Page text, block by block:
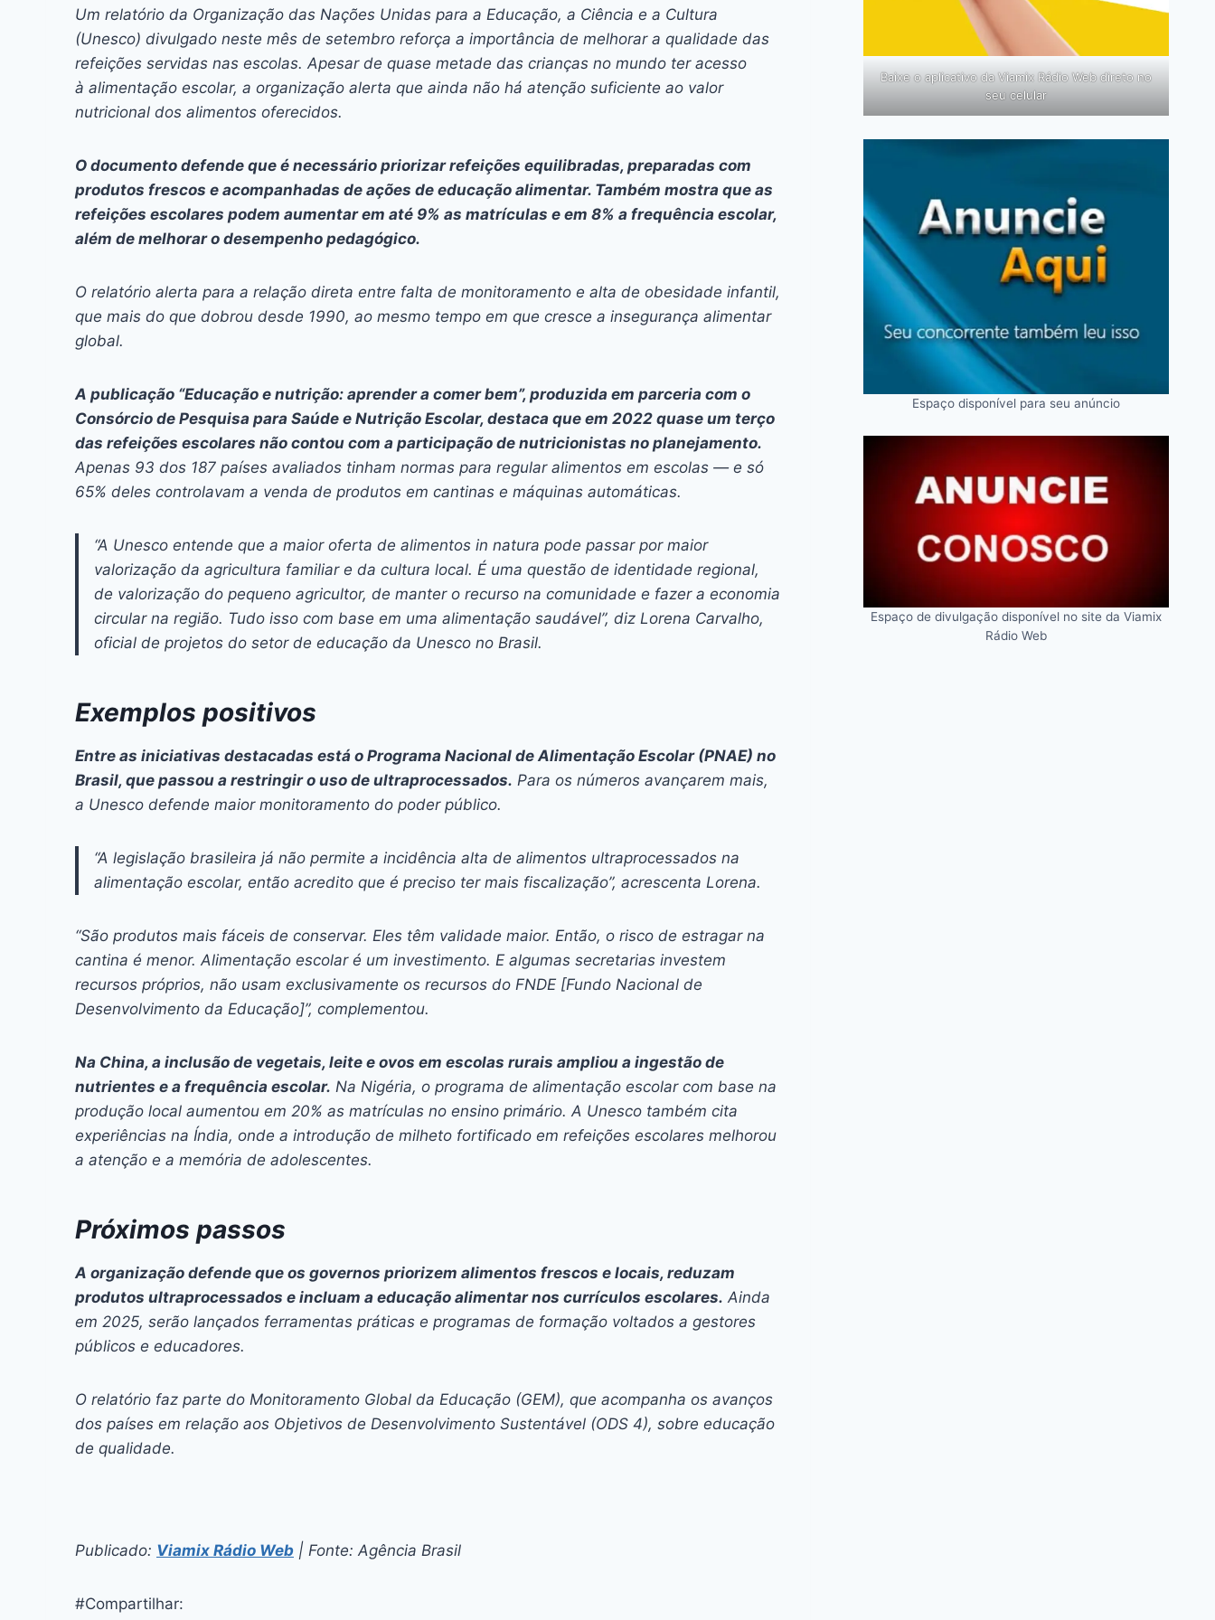
c
e
b
o
o
k
s
s
e
n
g
er
at
s
A
p
p
e
a
d
s
itt
er
er
e
st
k
e
dI
n
ai
l
p
y
Li
n
Um relatório da Organização das Nações Unidas para a Educação, a Ciência e a Cultura
(Unesco) divulgado neste mês de setembro reforça a importância de melhorar a qualidade das
refeições servidas nas escolas. Apesar de quase metade das crianças no mundo ter acesso
à alimentação escolar, a organização alerta que ainda não há atenção suficiente ao valor
nutricional dos alimentos oferecidos.
O documento defende que é necessário priorizar refeições equilibradas, preparadas com
produtos frescos e acompanhadas de ações de educação alimentar. Também mostra que as
refeições escolares podem aumentar em até 9% as matrículas e em 8% a frequência escolar,
além de melhorar o desempenho pedagógico.
O relatório alerta para a relação direta entre falta de monitoramento e alta de obesidade infantil,
que mais do que dobrou desde 1990, ao mesmo tempo em que cresce a insegurança alimentar
global.
A publicação “Educação e nutrição: aprender a comer bem”, produzida em parceria com o
Consórcio de Pesquisa para Saúde e Nutrição Escolar, destaca que em 2022 quase um terço
das refeições escolares não contou com a participação de nutricionistas no planejamento.
Apenas 93 dos 187 países avaliados tinham normas para regular alimentos em escolas — e só
65% deles controlavam a venda de produtos em cantinas e máquinas automáticas.
“A Unesco entende que a maior oferta de alimentos in natura pode passar por maior
valorização da agricultura familiar e da cultura local. É uma questão de identidade regional,
de valorização do pequeno agricultor, de manter o recurso na comunidade e fazer a economia
circular na região. Tudo isso com base em uma alimentação saudável”, diz Lorena Carvalho,
oficial de projetos do setor de educação da Unesco no Brasil.
Exemplos positivos
Entre as iniciativas destacadas está o Programa Nacional de Alimentação Escolar (PNAE) no
Brasil, que passou a restringir o uso de ultraprocessados. Para os números avançarem mais,
a Unesco defende maior monitoramento do poder público.
“A legislação brasileira já não permite a incidência alta de alimentos ultraprocessados na
alimentação escolar, então acredito que é preciso ter mais fiscalização”, acrescenta Lorena.
“São produtos mais fáceis de conservar. Eles têm validade maior. Então, o risco de estragar na
cantina é menor. Alimentação escolar é um investimento. E algumas secretarias investem
recursos próprios, não usam exclusivamente os recursos do FNDE [Fundo Nacional de
Desenvolvimento da Educação]”, complementou.
Na China, a inclusão de vegetais, leite e ovos em escolas rurais ampliou a ingestão de
nutrientes e a frequência escolar. Na Nigéria, o programa de alimentação escolar com base na
produção local aumentou em 20% as matrículas no ensino primário. A Unesco também cita
experiências na Índia, onde a introdução de milheto fortificado em refeições escolares melhorou
a atenção e a memória de adolescentes.
Próximos passos
A organização defende que os governos priorizem alimentos frescos e locais, reduzam
produtos ultraprocessados e incluam a educação alimentar nos currículos escolares. Ainda
em 2025, serão lançados ferramentas práticas e programas de formação voltados a gestores
públicos e educadores.
O relatório faz parte do Monitoramento Global da Educação (GEM), que acompanha os avanços
dos países em relação aos Objetivos de Desenvolvimento Sustentável (ODS 4), sobre educação
de qualidade.
Publicado: Viamix Rádio Web | Fonte: Agência Brasil
#Compartilhar:
Baixe o aplicativo da Viamix Rádio Web direto no
seu celular
Espaço disponível para seu anúncio
Espaço de divulgação disponível no site da Viamix
Rádio Web